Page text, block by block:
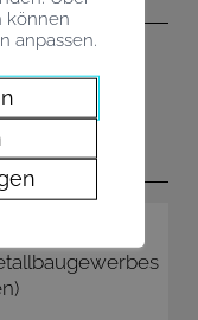
können
anpassen.